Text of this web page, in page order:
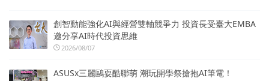
創智動能強化AI與經營雙軸競爭力 投資長受臺大EMBA
邀分享AI時代投資思維
2026/08/07
ASUSx三麗鷗耍酷聯萌 潮玩開學祭搶抱AI筆電！